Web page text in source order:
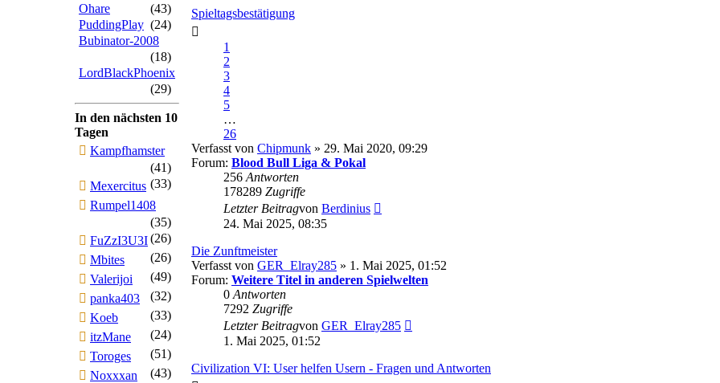
Spieltagsbestätigung
1
2
3
4
5
…
26
Verfasst von Chipmunk » 29. Mai 2020, 09:29
Forum: Blood Bull Liga & Pokal
256 Antworten
178289 Zugriffe
Letzter Beitragvon Berdinius
24. Mai 2025, 08:35
Die Zunftmeister
Verfasst von GER_Elray285 » 1. Mai 2025, 01:52
Forum: Weitere Titel in anderen Spielwelten
0 Antworten
7292 Zugriffe
Letzter Beitragvon GER_Elray285
1. Mai 2025, 01:52
Civilization VI: User helfen Usern - Fragen und Antworten
Ohare
(43)
PuddingPlay (24)
Bubinator-2008
(18)
LordBlackPhoenix
(29)
In den nächsten 10
Tagen
Kampfhamster
(41)
Mexercitus (33)
Rumpel1408
(35)
FuZzI3U3I(26)
Mbites
(26)
Valerijoi
(49)
panka403
(32)
Koeb
(33)
itzMane
(24)
Toroges
(51)
Noxxxan
(43)